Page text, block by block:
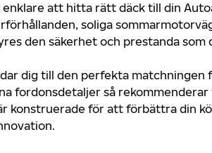
att hitta rätt däck till din
soliga
den säkerhet och prestanda
dig till den perfekta matchningen
fordonsdetaljer så
konstruerade för att förbättra din